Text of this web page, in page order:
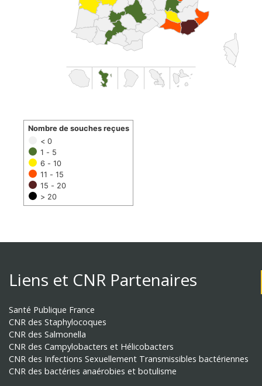
< 0
1 - 5
6 - 10
11 - 15
15 - 20
> 20
Nombre de souches reçues
Liens et CNR Partenaires
Santé Publique France
CNR des Staphylocoques
CNR des Salmonella
CNR des Campylobacters et Hélicobacters
CNR des Infections Sexuellement Transmissibles bactériennes
CNR des bactéries anaérobies et botulisme